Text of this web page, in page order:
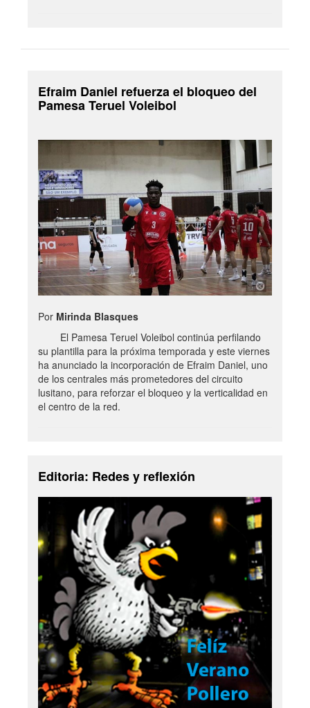
Efraim Daniel refuerza el bloqueo del
Pamesa Teruel Voleibol
Por Mirinda Blasques
El Pamesa Teruel Voleibol continúa perfilando
su plantilla para la próxima temporada y este viernes
ha anunciado la incorporación de Efraim Daniel, uno
de los centrales más prometedores del circuito
lusitano, para reforzar el bloqueo y la verticalidad en
el centro de la red.
Editoria: Redes y reflexión